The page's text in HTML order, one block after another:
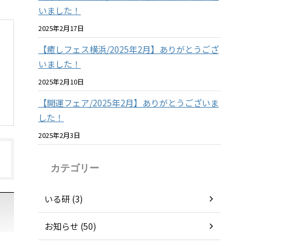
いました！
2025年2月17日
【癒しフェス横浜/2025年2月】ありがとうござ
いました！
2025年2月10日
【開運フェア/2025年2月】ありがとうございま
した！
2025年2月3日
カテゴリー
いる研 (3)
お知らせ (50)